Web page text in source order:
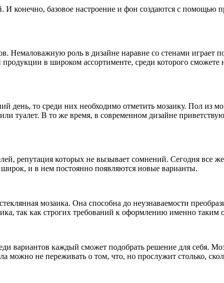
И конечно, базовое настроение и фон создаются с помощью
Немаловажную роль в дизайне наравне со стенами играет
в широком ассортименте, среди которого
день, то среди них необходимо отметить мозаику. Пол из
туалет. В то же время, в современном дизайне
репутация которых не вызывает сомнений. Сегодня все
и в нем постоянно появляются новые варианты.
мозаика. Она способна до неузнаваемости
так как строгих требований к оформлению именно таким
вариантов каждый сможет подобрать решение для себя.
можно не переживать о том, что, но прослужит столько,